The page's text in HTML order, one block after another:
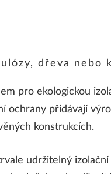
dřeva nebo
pro ekologickou
ochrany přidávají
konstrukcích.
udržitelný